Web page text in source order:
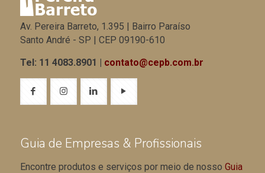
Av. Pereira Barreto, 1.395 | Bairro Paraíso
Santo André - SP | CEP 09190-610
Tel: 11 4083.8901 | contato@cepb.com.br
Guia de Empresas & Profissionais
Encontre produtos e serviços por meio de nosso Guia